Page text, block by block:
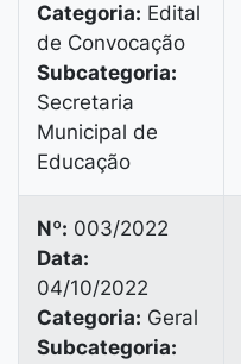
Categoria: Edital
de Convocação
Subcategoria:
Secretaria
Municipal de
Educação
Nº: 003/2022
Data:
04/10/2022
Categoria: Geral
Subcategoria: